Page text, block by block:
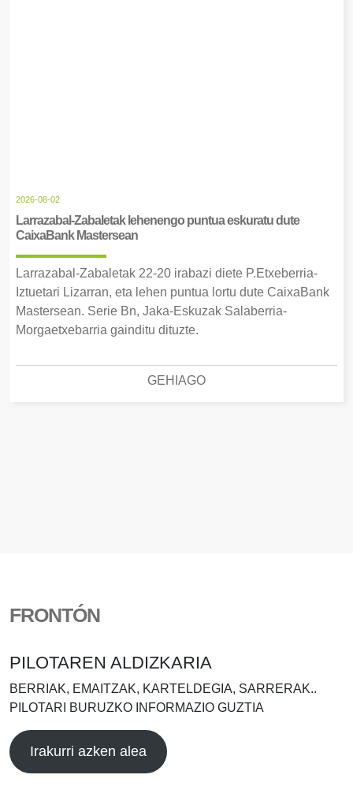
2026-08-02
Larrazabal-Zabaletak lehenengo puntua eskuratu dute
CaixaBank Mastersean
Larrazabal-Zabaletak 22-20 irabazi diete P.Etxeberria-
Iztuetari Lizarran, eta lehen puntua lortu dute CaixaBank
Mastersean. Serie Bn, Jaka-Eskuzak Salaberria-
Morgaetxebarria gainditu dituzte.
GEHIAGO
FRONTÓN
PILOTAREN ALDIZKARIA
BERRIAK, EMAITZAK, KARTELDEGIA, SARRERAK..
PILOTARI BURUZKO INFORMAZIO GUZTIA
Irakurri azken alea